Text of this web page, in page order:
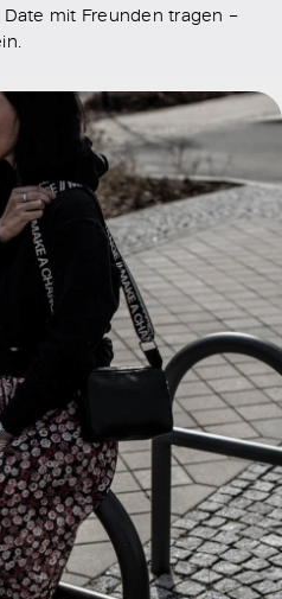
mit Freunden tragen –